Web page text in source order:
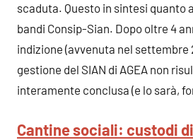
scaduta. Questo in sintesi quanto
bandi Consip-Sian. Dopo oltre 4
indizione (avvenuta nel settembre
gestione del SIAN di AGEA non
interamente conclusa (e lo sarà,
Cantine sociali: custodi